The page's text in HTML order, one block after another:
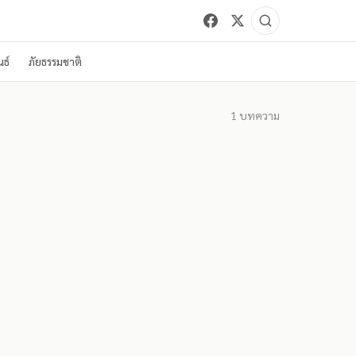
ธ์ ภัยธรรมชาติ
1 บทความ